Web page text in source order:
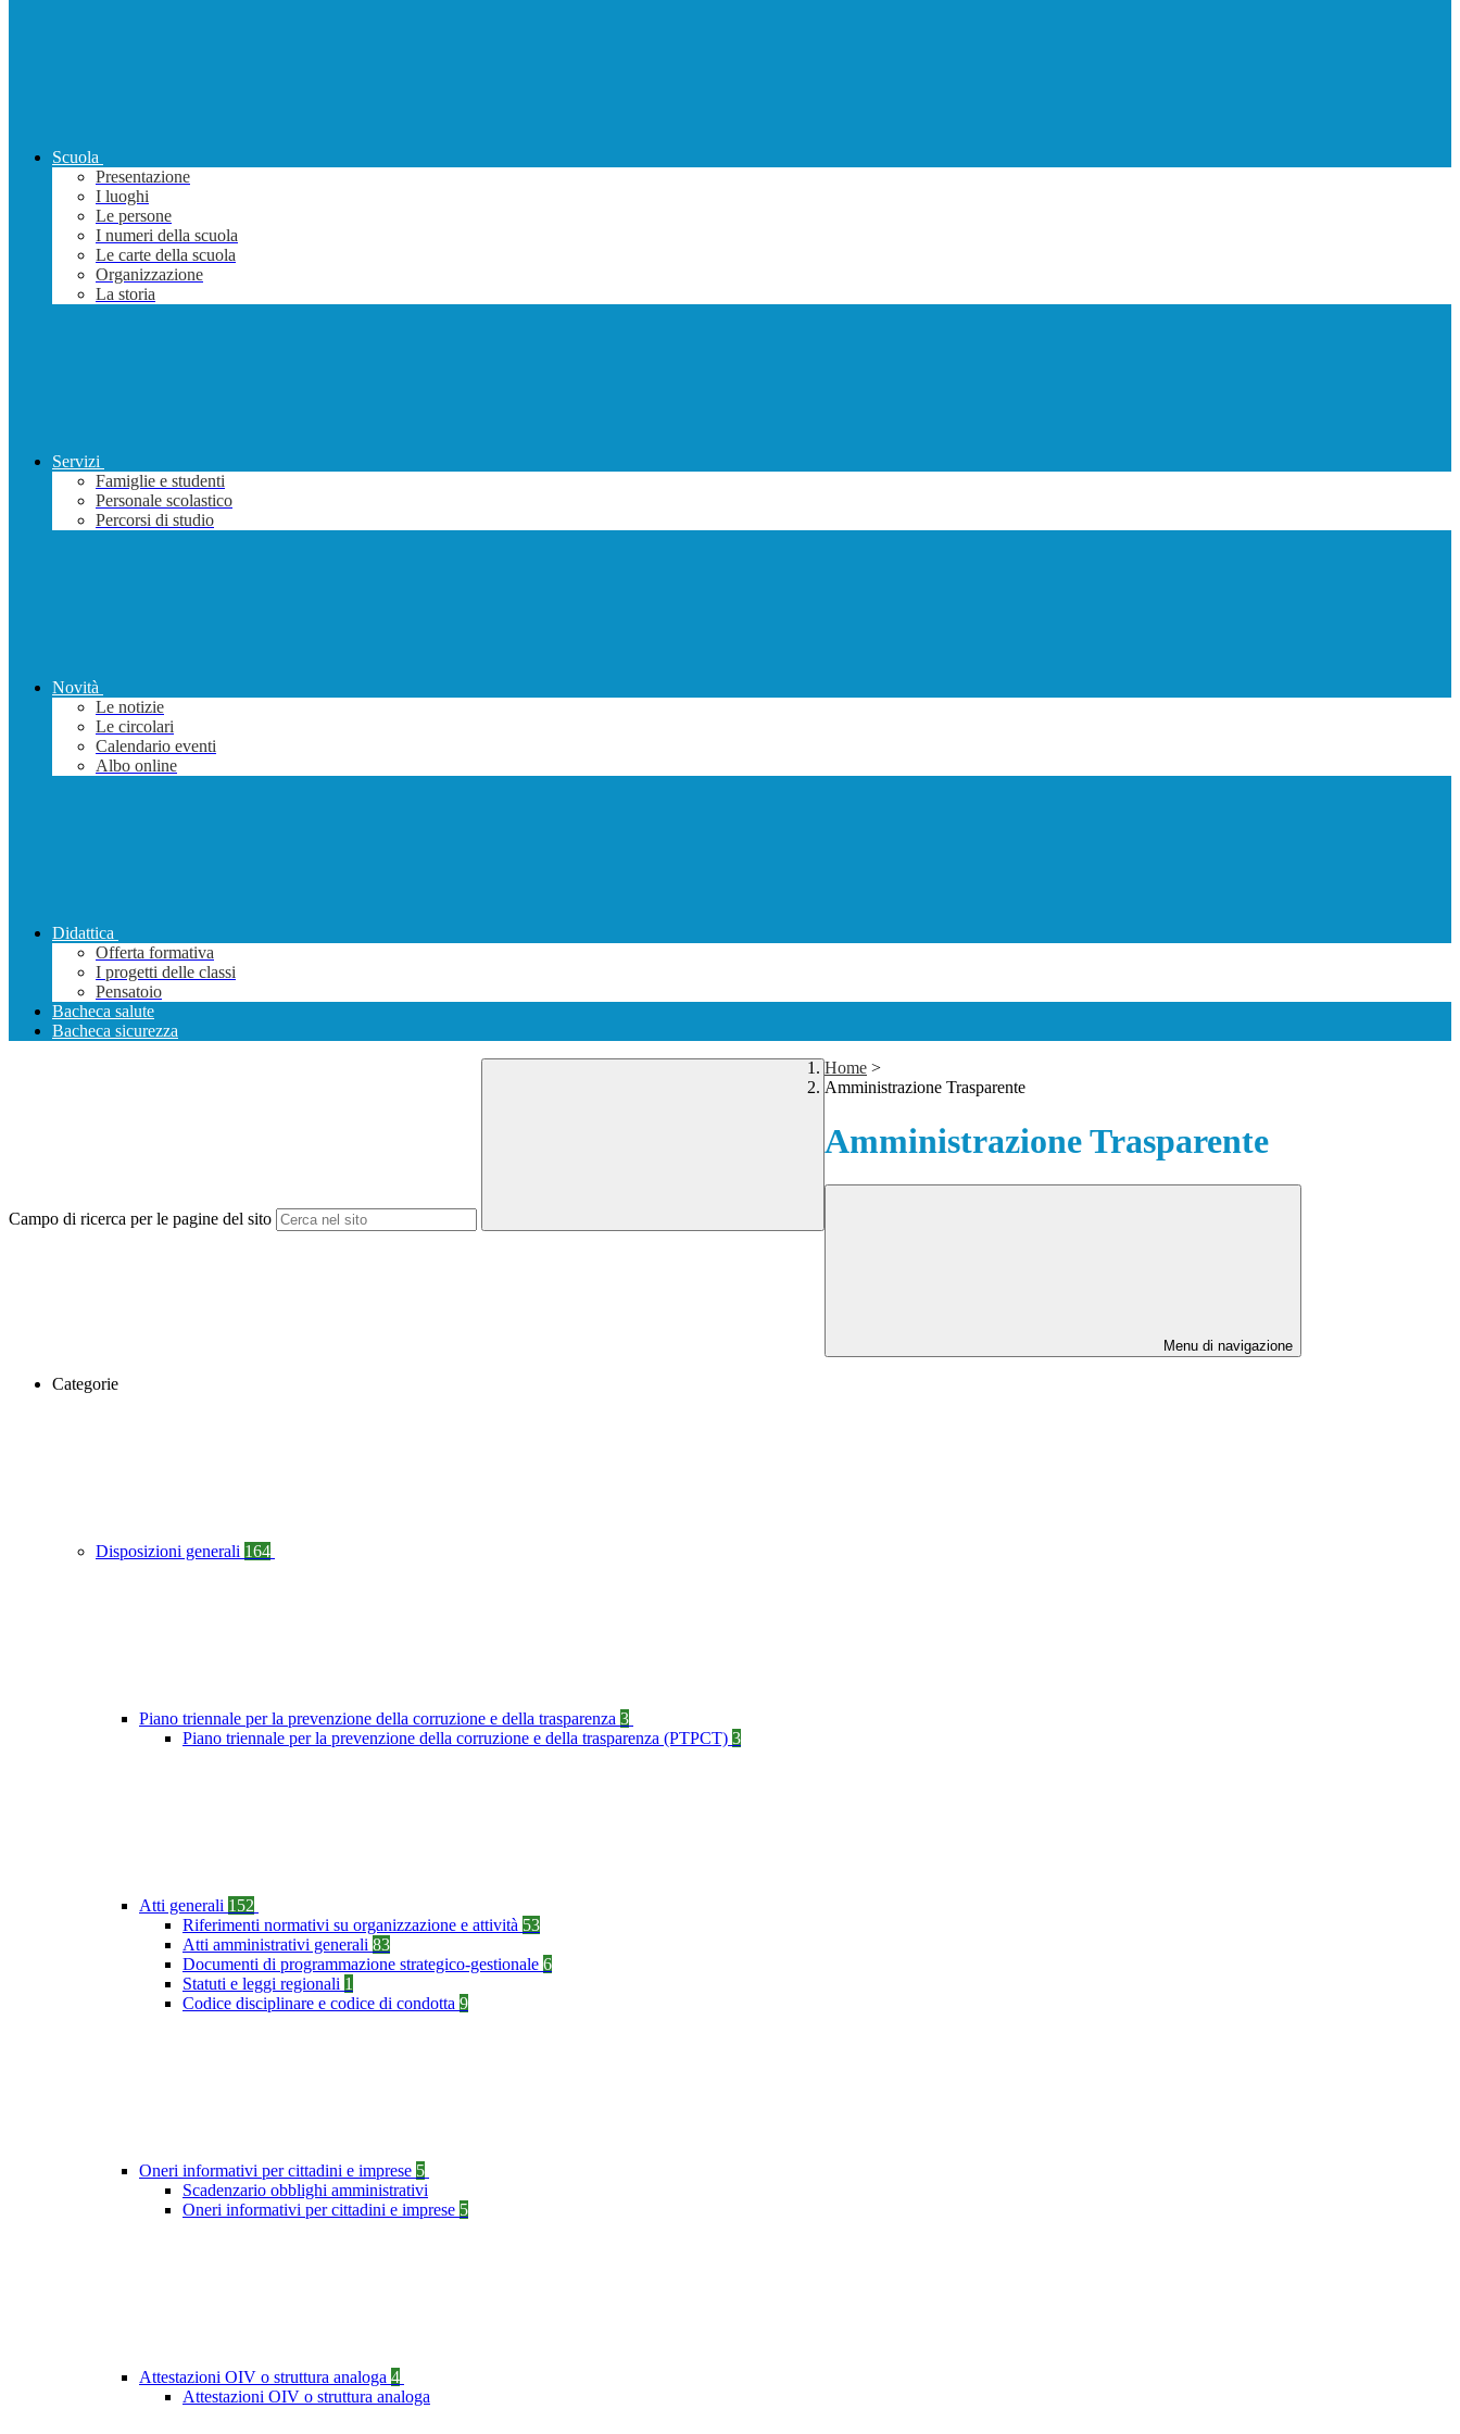
Scuola
Presentazione
I luoghi
Le persone
I numeri della scuola
Le carte della scuola
Organizzazione
La storia
Servizi
Famiglie e studenti
Personale scolastico
Percorsi di studio
Novità
Le notizie
Le circolari
Calendario eventi
Albo online
Didattica
Offerta formativa
I progetti delle classi
Pensatoio
Bacheca salute
Bacheca sicurezza
Campo di ricerca per le pagine del sito
Home >
Amministrazione Trasparente
Amministrazione Trasparente
Menu di navigazione
Categorie
Disposizioni generali 164
Piano triennale per la prevenzione della corruzione e della trasparenza 3
Piano triennale per la prevenzione della corruzione e della trasparenza (PTPCT) 3
Atti generali 152
Riferimenti normativi su organizzazione e attività 53
Atti amministrativi generali 83
Documenti di programmazione strategico-gestionale 6
Statuti e leggi regionali 1
Codice disciplinare e codice di condotta 9
Oneri informativi per cittadini e imprese 5
Scadenzario obblighi amministrativi
Oneri informativi per cittadini e imprese 5
Attestazioni OIV o struttura analoga 4
Attestazioni OIV o struttura analoga